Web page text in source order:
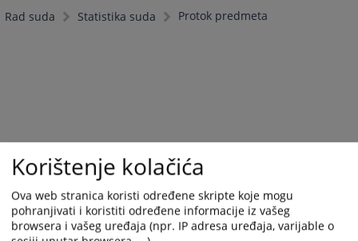
Rad suda Statistika suda Protok predmeta
Korištenje kolačića
Ova web stranica koristi određene skripte koje mogu
pohranjivati i koristiti određene informacije iz vašeg
browsera i vašeg uređaja (npr. IP adresa uređaja, varijable o